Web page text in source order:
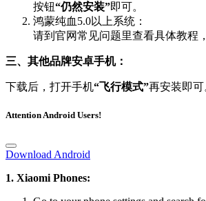
按钮“仍然安装”即可。
鸿蒙纯血5.0以上系统：
请到官网常见问题里查看具体教程
三、其他品牌安卓手机：
下载后，打开手机“飞行模式”再安装即可
Attention Android Users!
Download Android
1. Xiaomi Phones: